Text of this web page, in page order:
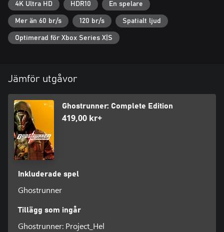
4K Ultra HD HDR10 En spelare
Mer än 60 br/s 120 br/s Spatialt ljud
Optimerad för Xbox Series X|S
Jämför utgåvor
Ghostrunner: Complete Edition
419,00 kr+
Inkluderade spel
Ghostrunner
Tillägg som ingår
Ghostrunner: Project_Hel